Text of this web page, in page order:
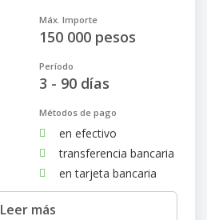
Máx. Importe
150 000 pesos
Período
3 - 90 días
Métodos de pago
en efectivo
transferencia bancaria
en tarjeta bancaria
Leer más